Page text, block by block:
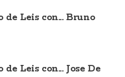
Leis con... Bruno
Leis con... Jose De